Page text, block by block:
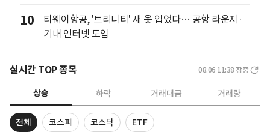
10
티웨이항공, '트리니티' 새 옷 입었다… 공항 라운지·
기내 인터넷 도입
실시간 TOP 종목 08.06 11:38 장중
상승 하락 거래대금 거래량
전체 코스피 코스닥 ETF